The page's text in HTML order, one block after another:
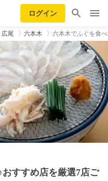
ログイン
広尾 六本木 六本木でふぐを食
すすめ店を厳選7店ご